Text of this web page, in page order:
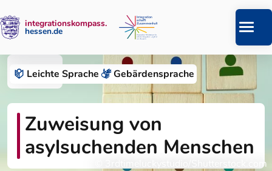
Leichte Sprache Gebärden­sprache
Zum Inhalt springen
integrationskompass.
hessen.de
Flucht
Zuweisung von
asylsuchenden Menschen
© 3rdtimeluckystudio/Shutterstock.com